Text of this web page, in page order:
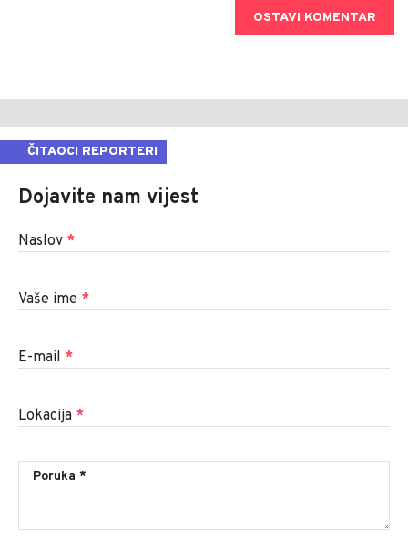
OSTAVI KOMENTAR
ČITAOCI REPORTERI
Dojavite nam vijest
Naslov *
Vaše ime *
E-mail *
Lokacija *